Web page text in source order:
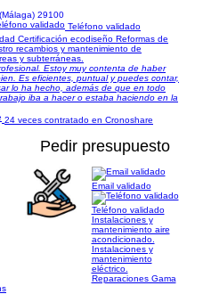
29100
Teléfono validado
Certificación ecodiseño Reformas de
recambios y mantenimiento de
y subterráneas.
Estoy muy contenta de haber
Es eficientes, puntual y puedes contar,
lo ha hecho, además de que en todo
iba a hacer o estaba haciendo en la
24 veces contratado en Cronoshare
Pedir presupuesto
Email validado
Teléfono validado
Instalaciones y
mantenimiento aire
acondicionado.
Instalaciones y
mantenimiento
eléctrico.
Reparaciones Gama